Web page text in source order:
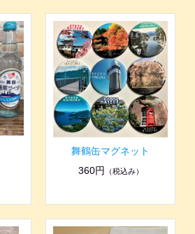
舞鶴缶マグネット
360円
（税込み）